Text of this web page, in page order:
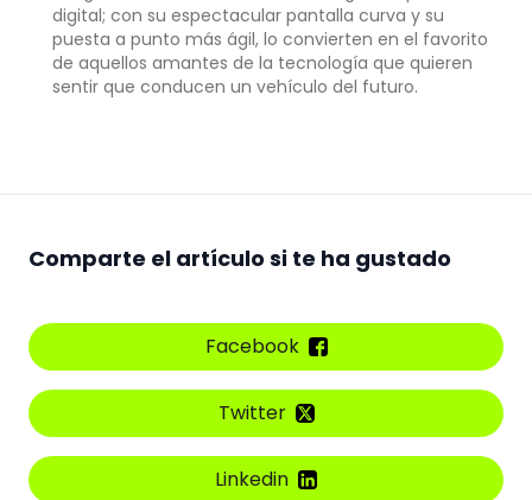
digital; con su espectacular pantalla curva y su
puesta a punto más ágil, lo convierten en el favorito
de aquellos amantes de la tecnología que quieren
sentir que conducen un vehículo del futuro.
Comparte el artículo si te ha gustado
Facebook
Twitter
Linkedin